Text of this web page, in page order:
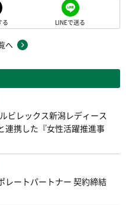
る LINEで送る
へ
ビレックス新潟レディース
連携した『女性活躍推進事
レートパートナー 契約締結